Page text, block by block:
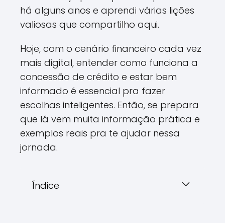
há alguns anos e aprendi várias lições
valiosas que compartilho aqui.
Hoje, com o cenário financeiro cada vez
mais digital, entender como funciona a
concessão de crédito e estar bem
informado é essencial pra fazer
escolhas inteligentes. Então, se prepara
que lá vem muita informação prática e
exemplos reais pra te ajudar nessa
jornada.
Índice